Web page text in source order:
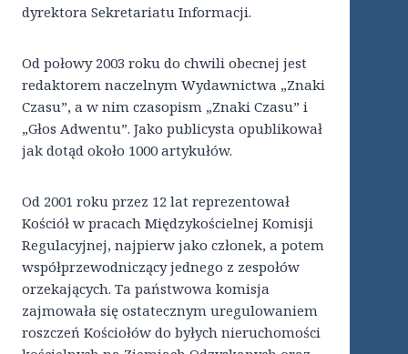
dyrektora Sekretariatu Informacji.
Od połowy 2003 roku do chwili obecnej jest
redaktorem naczelnym Wydawnictwa „Znaki
Czasu”, a w nim czasopism „Znaki Czasu” i
„Głos Adwentu”. Jako publicysta opublikował
jak dotąd około 1000 artykułów.
Od 2001 roku przez 12 lat reprezentował
Kościół w pracach Międzykościelnej Komisji
Regulacyjnej, najpierw jako członek, a potem
współprzewodniczący jednego z zespołów
orzekających. Ta państwowa komisja
zajmowała się ostatecznym uregulowaniem
roszczeń Kościołów do byłych nieruchomości